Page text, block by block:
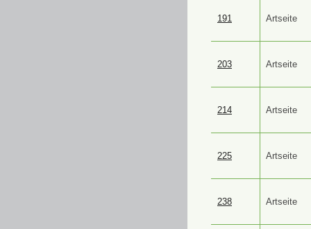
191 Artseite
203 Artseite
214 Artseite
225 Artseite
238 Artseite